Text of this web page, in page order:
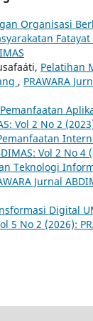
Organisasi
Pelatihan
, PRAWARA
Vol 2 No 2
Vol 2 No 4
Teknologi
Jurnal
Digital
5 No 2 (2026):